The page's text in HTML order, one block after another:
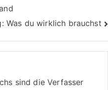
Was du wirklich brauchst
sind die Verfasser